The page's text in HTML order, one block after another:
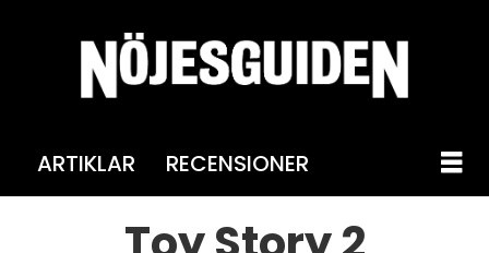
ARTIKLAR RECENSIONER